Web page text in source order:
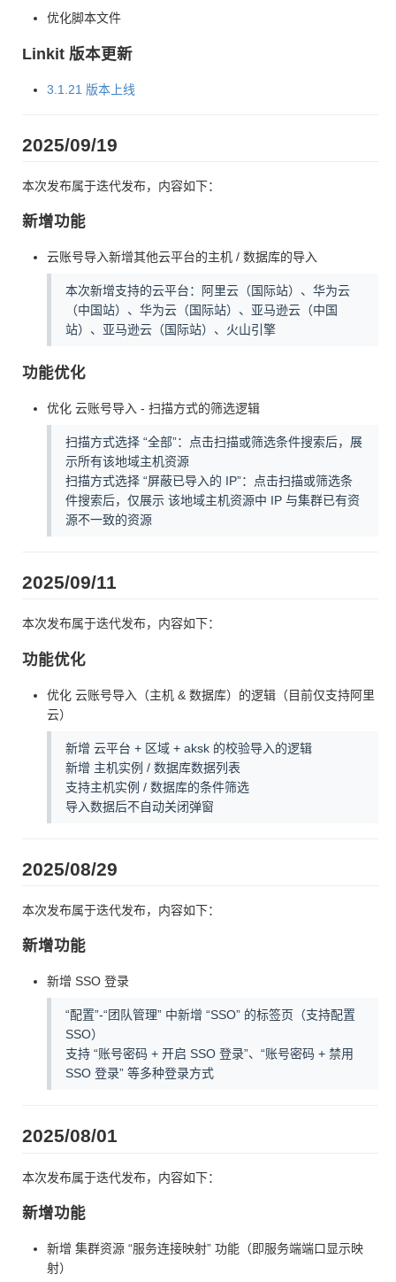
优化脚本文件
Linkit 版本更新
3.1.21 版本上线
2025/09/19
本次发布属于迭代发布，内容如下：
新增功能
云账号导入新增其他云平台的主机 / 数据库的导入
本次新增支持的云平台：阿里云（国际站）、华为云
（中国站）、华为云（国际站）、亚马逊云（中国
站）、亚马逊云（国际站）、火山引擎
功能优化
优化 云账号导入 - 扫描方式的筛选逻辑
扫描方式选择 “全部”：点击扫描或筛选条件搜索后，展
示所有该地域主机资源
扫描方式选择 “屏蔽已导入的 IP”：点击扫描或筛选条
件搜索后，仅展示 该地域主机资源中 IP 与集群已有资
源不一致的资源
2025/09/11
本次发布属于迭代发布，内容如下：
功能优化
优化 云账号导入（主机 & 数据库）的逻辑（目前仅支持阿里
云）
新增 云平台 + 区域 + aksk 的校验导入的逻辑
新增 主机实例 / 数据库数据列表
支持主机实例 / 数据库的条件筛选
导入数据后不自动关闭弹窗
2025/08/29
本次发布属于迭代发布，内容如下：
新增功能
新增 SSO 登录
“配置”-“团队管理” 中新增 “SSO” 的标签页（支持配置
SSO）
支持 “账号密码 + 开启 SSO 登录”、“账号密码 + 禁用
SSO 登录” 等多种登录方式
2025/08/01
本次发布属于迭代发布，内容如下：
新增功能
新增 集群资源 “服务连接映射” 功能（即服务端端口显示映
射）